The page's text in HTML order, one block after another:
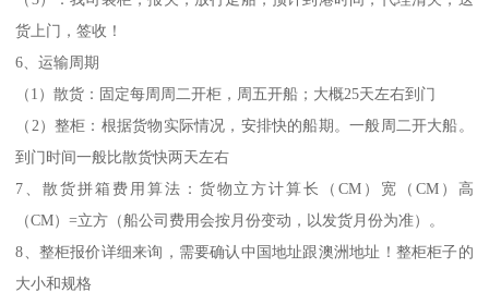
货上门，签收！
6、运输周期
（1）散货：固定每周周二开柜，周五开船；大概25天左右到门
（2）整柜：根据货物实际情况，安排快的船期。一般周二开大船。
到门时间一般比散货快两天左右
7、散货拼箱费用算法：货物立方计算长（CM）宽（CM）高
（CM）=立方（船公司费用会按月份变动，以发货月份为准）。
8、整柜报价详细来询，需要确认中国地址跟澳洲地址！整柜柜子的
大小和规格